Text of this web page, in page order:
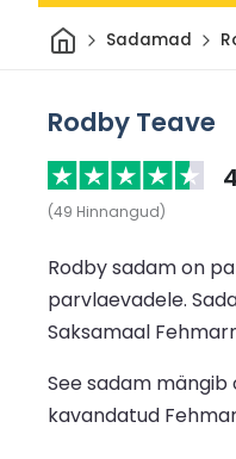
Avaleht
Sadamad
Rodby Teave
(49 Hinnangud)
Rodby sadam on
parvlaevadele.
Saksamaal
See sadam mängib
kavandatud